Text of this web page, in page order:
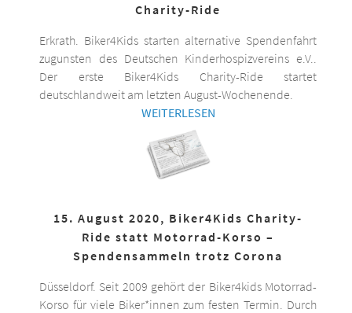
Charity-Ride
Erkrath. Biker4Kids starten alternative Spendenfahrt
zugunsten des Deutschen Kinderhospizvereins e.V..
Der erste Biker4Kids Charity-Ride startet
deutschlandweit am letzten August-Wochenende.
WEITERLESEN
15. August 2020, Biker4Kids Charity-
Ride statt Motorrad-Korso –
Spendensammeln trotz Corona
Düsseldorf. Seit 2009 gehört der Biker4kids Motorrad-
Korso für viele Biker*innen zum festen Termin. Durch